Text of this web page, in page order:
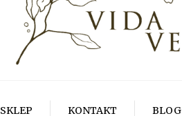
SKLEP KONTAKT BLOG